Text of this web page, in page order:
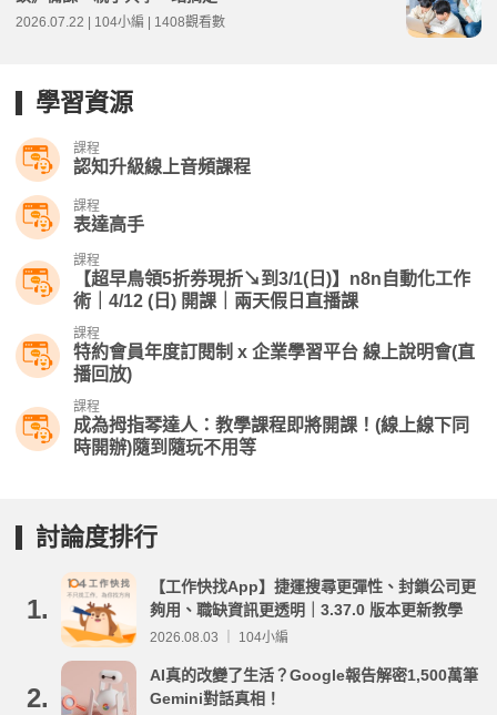
2026.07.22 | 104小編 | 1408觀看數
學習資源
課程
認知升級線上音頻課程
課程
表達高手
課程
【超早鳥領5折券現折↘到3/1(日)】n8n自動化工作
術｜4/12 (日) 開課｜兩天假日直播課
課程
特約會員年度訂閱制 x 企業學習平台 線上說明會(直
播回放)
課程
成為拇指琴達人：教學課程即將開課！(線上線下同
時開辦)隨到隨玩不用等
討論度排行
1.
【工作快找App】捷運搜尋更彈性、封鎖公司更
夠用、職缺資訊更透明｜3.37.0 版本更新教學
2026.08.03 ｜ 104小編
2.
AI真的改變了生活？Google報告解密1,500萬筆
Gemini對話真相！